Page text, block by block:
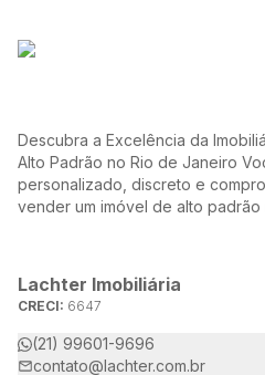
Descubra a Excelência da
Alto Padrão no Rio de Janeiro Você busca um atendimento
personalizado, discreto e
vender um imóvel de alto
necessidades e desejos.
Lachter Imobiliária
CRECI: 6647
(21) 99601-9696
contato@lachter.com.br